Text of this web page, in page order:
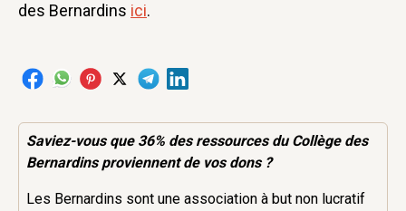
des Bernardins ici.
Saviez-vous que 36% desressourcesdu Collège des
Bernardins proviennent de vos dons ?
Les Bernardins sont une association à but non lucratif